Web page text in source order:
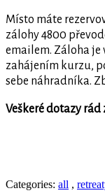
Místo máte
zálohy 4800
emailem. Záloha je
zahájením kurzu,
sebe náhradníka.
Veškeré dotazy rád
Categories: all ,